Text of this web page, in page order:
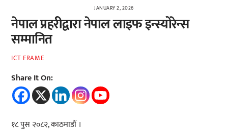
JANUARY 2, 2026
नेपाल प्रहरीद्वारा नेपाल लाइफ इन्स्योरेन्स
सम्मानित
ICT FRAME
Share It On:
१८ पुस २०८२, काठमाडौं ।